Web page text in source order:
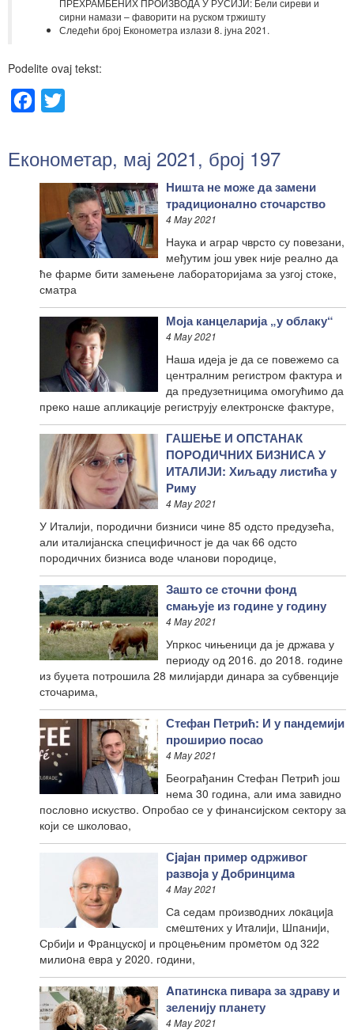
сирни намази – фаворити на руском тржишту
Следећи број Економетра излази 8. јуна 2021.
Podelite ovaj tekst:
Facebook
Економетар, мај 2021, број 197
Ништа не може да замени
традиционално сточарство
4 May 2021
Наука и аграр чврсто су повезани,
међутим још увек није реално да
ће фарме бити замењене лабораторијама за узгој стоке,
сматра
Моја канцеларија „у облаку“
4 May 2021
Наша идеја је да се повежемо са
централним регистром фактура и
да предузетницима омогућимо да
преко наше апликације региструју електронске фактуре,
ГАШЕЊЕ И ОПСТАНАК
ПОРОДИЧНИХ БИЗНИСА У
ИТАЛИЈИ: Хиљаду листића у
Риму
4 May 2021
У Италији, породични бизниси чине 85 одсто предузећа,
али италијанска специфичност је да чак 66 одсто
породичних бизниса воде чланови породице,
Зашто се сточни фонд
смањује из године у годину
4 May 2021
Упркос чињеници да је држава у
периоду од 2016. до 2018. године
из буџета потрошила 28 милијарди динара за субвенције
сточарима,
Стефан Петрић: И у пандемији
проширио посао
4 May 2021
Београђанин Стефан Петрић још
нема 30 година, али има завидно
пословно искуство. Опробао се у финансијском сектору за
који се школовао,
Сjajaн примeр oдрживoг
рaзвoja у Дoбринцимa
4 May 2021
Сa седам прoизвoдних лoкaциja
смeштeних у Итaлиjи, Шпaниjи,
Србиjи и Фрaнцускoj и прoцeњeним прoмeтoм oд 322
милиoнa eврa у 2020. гoдини,
Aпатинска пивара за здраву и
зеленију планету
4 May 2021